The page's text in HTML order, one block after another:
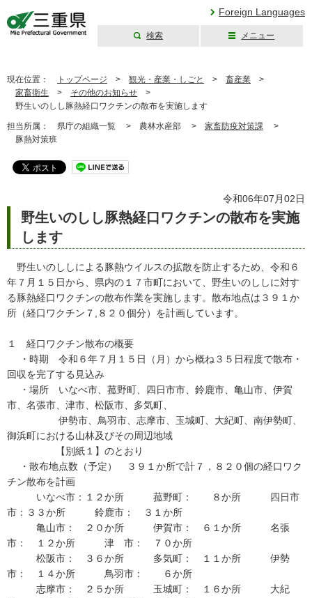
Foreign Languages
検索 メニュー
現在位置： トップページ > 観光・産業・しごと > 畜産業 >
家畜衛生 > その他のお知らせ >
野生いのしし豚熱経口ワクチンの散布を実施します
担当所属： 県庁の組織一覧 > 農林水産部 > 家畜防疫対策課 >
豚熱対策班
令和06年07月02日
野生いのしし豚熱経口ワクチンの散布を実施
します
野生いのししによる豚熱ウイルスの拡散を防止するため、令和６
年７月１５日から、県内の１７市町において、野生いのししに対す
る豚熱経口ワクチンの散布作業を実施します。散布地点は３９１か
所（経口ワクチン７,８２０個分）を計画しています。
１ 経口ワクチン散布の概要
・時期 令和６年７月１５日（月）から概ね３５日程度で散布・
回収を完了する見込み
・場所 いなべ市、菰野町、四日市市、鈴鹿市、亀山市、伊賀
市、名張市、津市、松阪市、多気町、
伊勢市、鳥羽市、志摩市、玉城町、大紀町、南伊勢町、
御浜町における山林及びその周辺地域
【別紙１】のとおり
・散布地点数（予定） ３９１か所で計７，８２０個の経口ワク
チン散布を計画
いなべ市：１２か所 菰野町： ８か所 四日市
市：３３か所 鈴鹿市： ３１か所
亀山市： ２０か所 伊賀市： ６１か所 名張
市： １２か所 津 市： ７０か所
松阪市： ３６か所 多気町： １１か所 伊勢
市： １４か所 鳥羽市： ６か所
志摩市： ２５か所 玉城町： １６か所 大紀